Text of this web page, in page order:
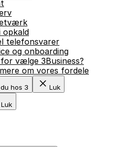
opkald
telefonsvarer
og onboarding
vælge 3Business?
om vores fordele
hos 3 Luk
Luk